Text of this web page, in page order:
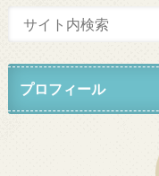
プロフィール